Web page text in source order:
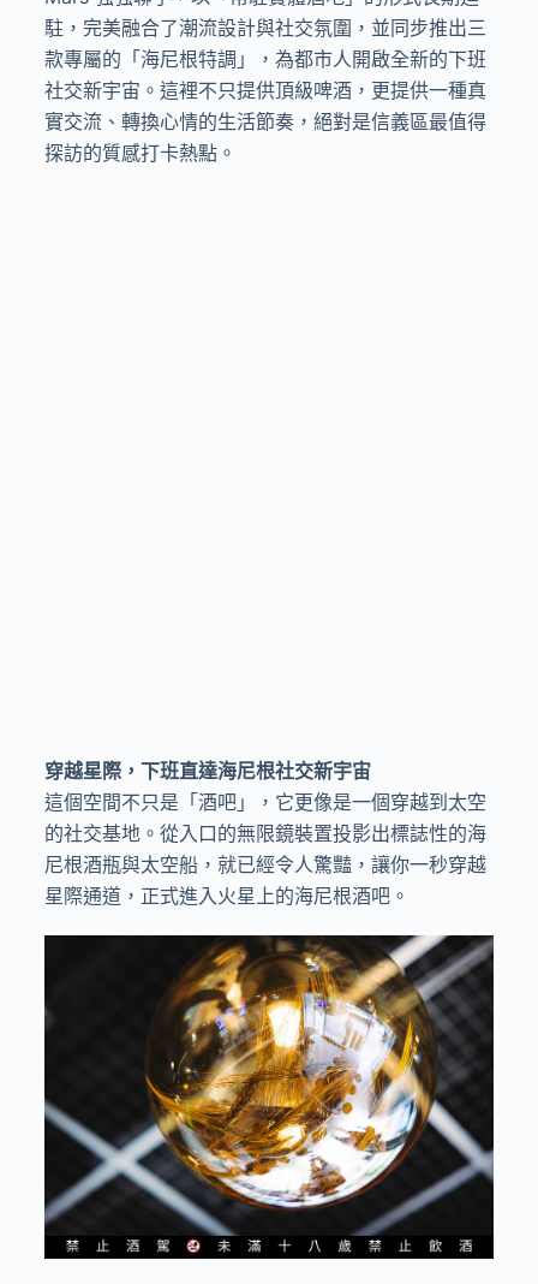
駐，完美融合了潮流設計與社交氛圍，並同步推出三
款專屬的「海尼根特調」，為都市人開啟全新的下班
社交新宇宙。這裡不只提供頂級啤酒，更提供一種真
實交流、轉換心情的生活節奏，絕對是信義區最值得
探訪的質感打卡熱點。
穿越星際，下班直達海尼根社交新宇宙
這個空間不只是「酒吧」，它更像是一個穿越到太空
的社交基地。從入口的無限鏡裝置投影出標誌性的海
尼根酒瓶與太空船，就已經令人驚豔，讓你一秒穿越
星際通道，正式進入火星上的海尼根酒吧。